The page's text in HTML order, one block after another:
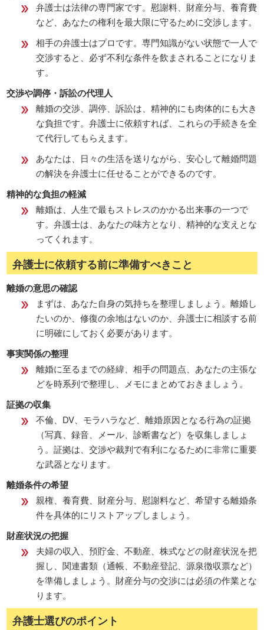
弁護士は法律の専門家です。慰謝料、財産分与、養育費
など、あなたの権利を最大限に守るために交渉します。
相手の弁護士はプロです。専門知識がない状態で一人で
交渉すると、必ず不利な条件を飲まされることになりま
す。
交渉や調停・訴訟の代理人
離婚の交渉、調停、訴訟は、精神的にも肉体的にも大き
な負担です。弁護士に依頼すれば、これらの手続きを全
て代行してもらえます。
あなたは、日々の生活を送りながら、安心して離婚問題
の解決を弁護士に任せることができるのです。
精神的な負担の軽減
離婚は、人生で最もストレスのかかる出来事の一つで
す。弁護士は、あなたの味方となり、精神的な支えとな
ってくれます。
弁護士に依頼する前に準備すべきこと
離婚の意思の確認
まずは、あなた自身の気持ちを整理しましょう。離婚し
たいのか、修復の余地はないのか、弁護士に相談する前
に明確にしておく必要があります。
事実関係の整理
離婚に至るまでの経緯、相手の問題点、あなたの主張な
どを時系列で整理し、メモにまとめておきましょう。
証拠の収集
不倫、DV、モラハラなど、離婚原因となる行為の証拠
（写真、録音、メール、診断書など）を収集しましょ
う。証拠は、交渉や裁判で有利になるために非常に重要
な武器となります。
離婚条件の希望
親権、養育費、財産分与、慰謝料など、希望する離婚条
件を具体的にリストアップしましょう。
財産状況の把握
夫婦の収入、預貯金、不動産、株式などの財産状況を把
握し、関連書類（通帳、不動産登記、源泉徴収票など）
を準備しましょう。財産分与の交渉には必須の作業とな
ります。
弁護士選びのポイント